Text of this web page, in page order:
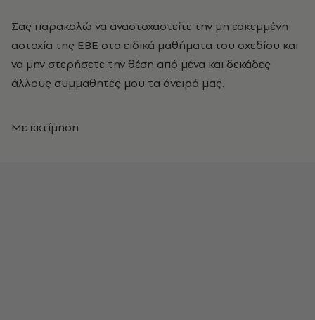
Σας παρακαλώ να αναστοχαστείτε την μη εσκεμμένη
αστοχία της ΕΒΕ στα ειδικά μαθήματα του σχεδίου και
να μην στερήσετε την θέση από μένα και δεκάδες
άλλους συμμαθητές μου τα όνειρά μας.
Με εκτίμηση